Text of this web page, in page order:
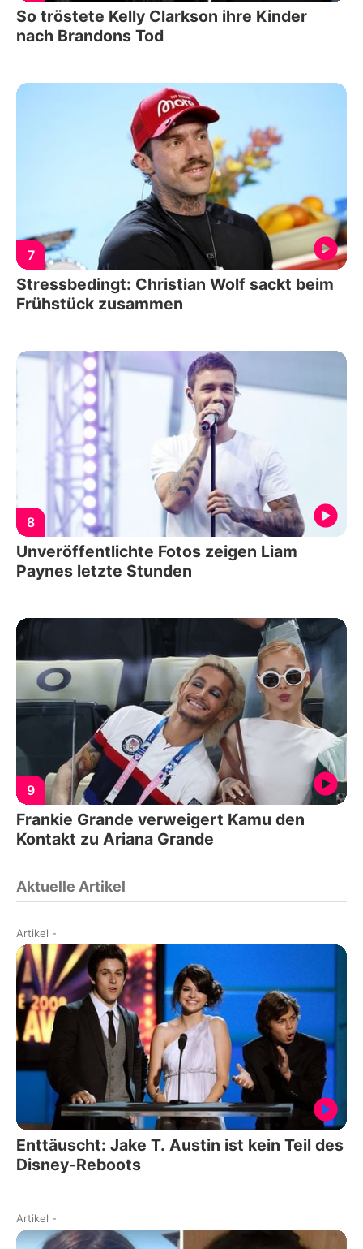
So tröstete Kelly Clarkson ihre Kinder
nach Brandons Tod
7
Stressbedingt: Christian Wolf sackt beim
Frühstück zusammen
8
Unveröffentlichte Fotos zeigen Liam
Paynes letzte Stunden
9
Frankie Grande verweigert Kamu den
Kontakt zu Ariana Grande
Aktuelle Artikel
Artikel -
Enttäuscht: Jake T. Austin ist kein Teil des
Disney-Reboots
Artikel -